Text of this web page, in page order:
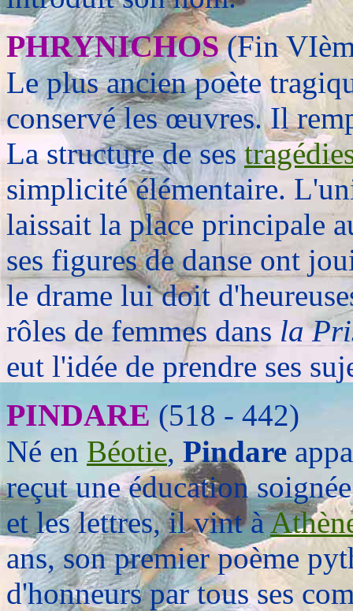
PHRYNICHOS(Fin
Le plus ancien poète
conservé les œuvres. Il
La structure de ses
simplicité élémentaire.
laissait la place principale
ses figures de danse ont
le drame lui doit
rôles de femmes dans la
eut l'idée de prendre ses
PINDARE(518 - 442)
Né en Béotie, Pindare
reçut une éducation
et les lettres, il vint à
ans, son premier poème
d'honneurs par tous ses